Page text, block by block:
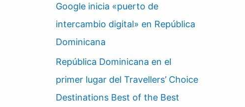
Google inicia «puerto de
intercambio digital» en República
Dominicana
República Dominicana en el
primer lugar del Travellers’ Choice
Destinations Best of the Best